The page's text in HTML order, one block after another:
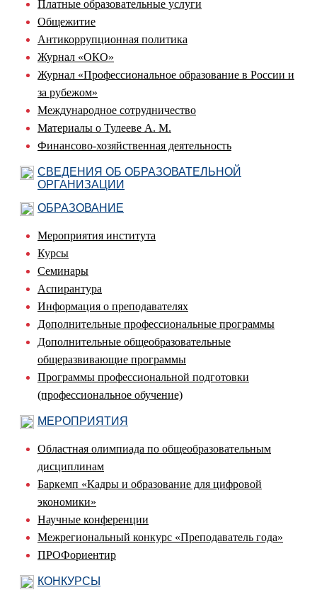
Платные образовательные услуги
Общежитие
Антикоррупционная политика
Журнал «ОКО»
Журнал «Профессиональное образование в России и
за рубежом»
Международное сотрудничество
Материалы о Тулееве А. М.
Финансово-хозяйственная деятельность
СВЕДЕНИЯ ОБ ОБРАЗОВАТЕЛЬНОЙ
ОРГАНИЗАЦИИ
ОБРАЗОВАНИЕ
Мероприятия института
Курсы
Семинары
Аспирантура
Информация о преподавателях
Дополнительные профессиональные программы
Дополнительные общеобразовательные
общеразвивающие программы
Программы профессиональной подготовки
(профессиональное обучение)
МЕРОПРИЯТИЯ
Областная олимпиада по общеобразовательным
дисциплинам
Баркемп «Кадры и образование для цифровой
экономики»
Научные конференции
Межрегиональный конкурс «Преподаватель года»
ПРОФориентир
КОНКУРСЫ